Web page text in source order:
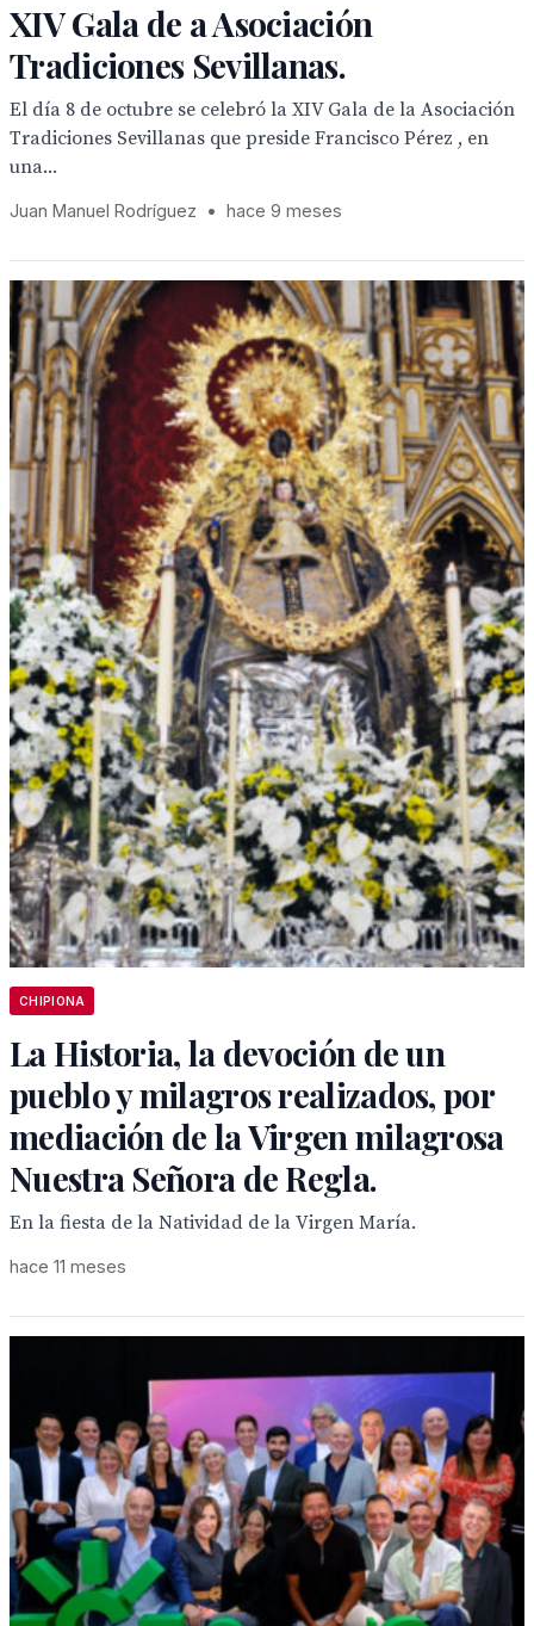
XIV Gala de a Asociación
Tradiciones Sevillanas.
El día 8 de octubre se celebró la XIV Gala de la Asociación
Tradiciones Sevillanas que preside Francisco Pérez , en
una...
Juan Manuel Rodríguez • hace 9 meses
CHIPIONA
La Historia, la devoción de un
pueblo y milagros realizados, por
mediación de la Virgen milagrosa
Nuestra Señora de Regla.
En la fiesta de la Natividad de la Virgen María.
hace 11 meses